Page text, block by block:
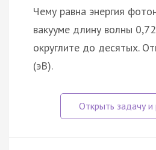
Чему равна энергия
вакууме длину волны
округлите до десятых.
(эВ).